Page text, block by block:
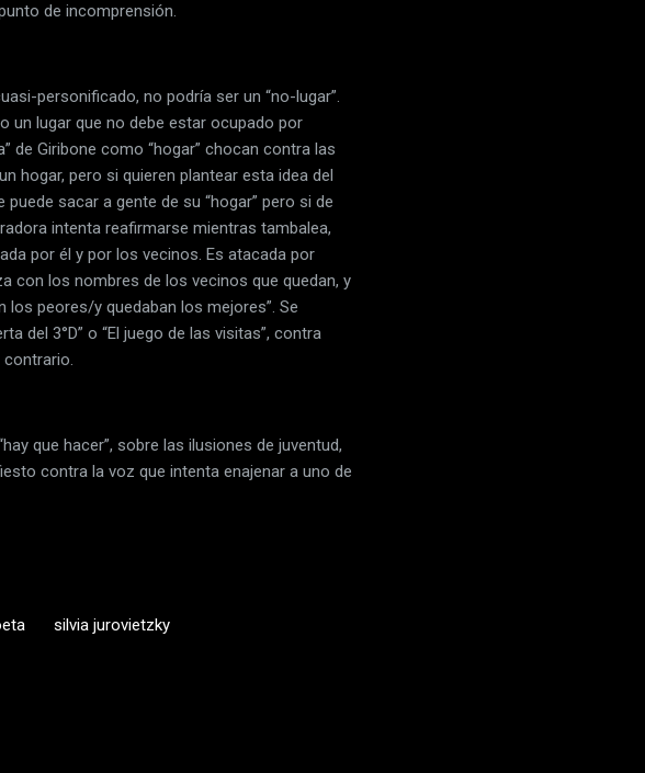
de incomprensión.
personificado, no podría ser un “no-lugar”.
un lugar que no debe estar ocupado por
de Giribone como “hogar” chocan contra las
hogar, pero si quieren plantear esta idea del
sacar a gente de su “hogar” pero si de
intenta reafirmarse mientras tambalea,
por él y por los vecinos. Es atacada por
con los nombres de los vecinos que quedan, y
peores/y quedaban los mejores”. Se
del 3°D” o “El juego de las visitas”, contra
contrario.
que hacer”, sobre las ilusiones de juventud,
contra la voz que intenta enajenar a uno de
silvia jurovietzky